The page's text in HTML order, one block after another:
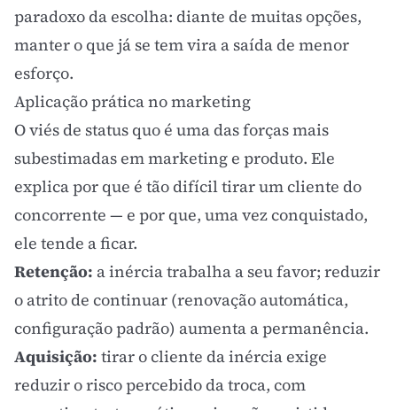
paradoxo da escolha: diante de muitas opções,
manter o que já se tem vira a saída de menor
esforço.
Aplicação prática no marketing
O viés de status quo é uma das forças mais
subestimadas em marketing e produto. Ele
explica por que é tão difícil tirar um cliente do
concorrente — e por que, uma vez conquistado,
ele tende a ficar.
Retenção: a inércia trabalha a seu favor; reduzir
o atrito de continuar (renovação automática,
configuração padrão) aumenta a permanência.
Aquisição: tirar o cliente da inércia exige
reduzir orisco percebidoda troca, com